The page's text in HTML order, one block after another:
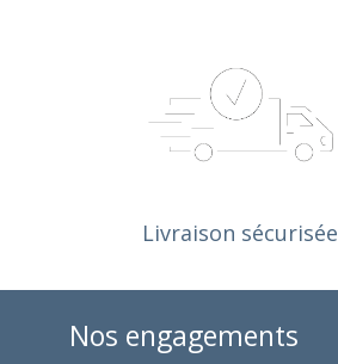
, mais le
à eux...
Livraison sécurisée
Nos engagements